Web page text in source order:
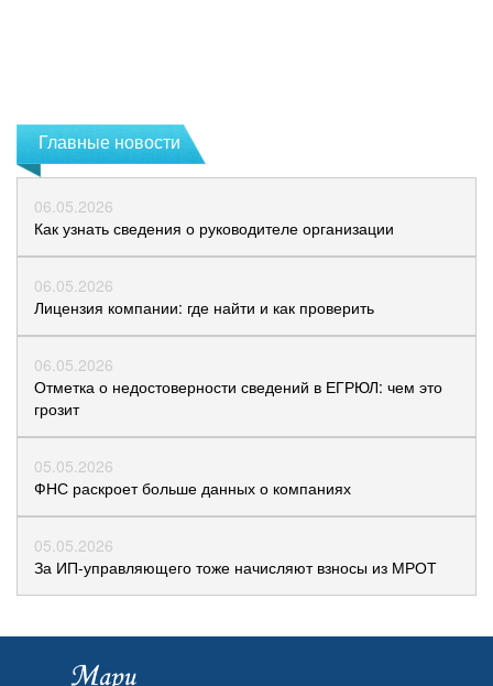
Главные новости
06.05.2026
Как узнать сведения о руководителе организации
06.05.2026
Лицензия компании: где найти и как проверить
06.05.2026
Отметка о недостоверности сведений в ЕГРЮЛ: чем это
грозит
05.05.2026
ФНС раскроет больше данных о компаниях
05.05.2026
За ИП-управляющего тоже начисляют взносы из МРОТ